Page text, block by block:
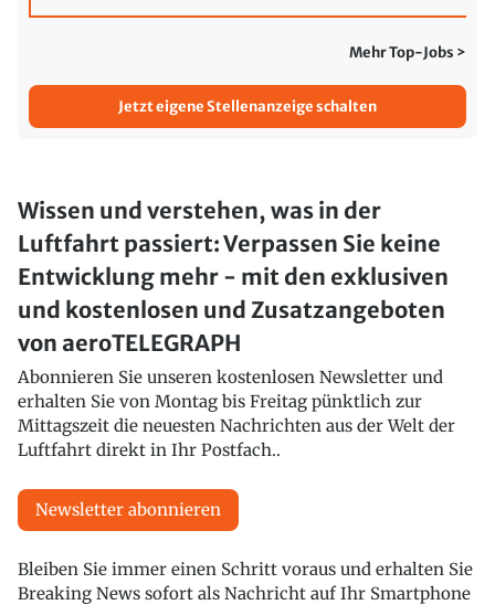
Mehr Top-Jobs >
Jetzt eigene Stellenanzeige schalten
Wissen und verstehen, was in der
Luftfahrt passiert: Verpassen Sie keine
Entwicklung mehr - mit den exklusiven
und kostenlosen und Zusatzangeboten
von aeroTELEGRAPH
Abonnieren Sie unseren kostenlosen Newsletter und
erhalten Sie von Montag bis Freitag pünktlich zur
Mittagszeit die neuesten Nachrichten aus der Welt der
Luftfahrt direkt in Ihr Postfach..
Newsletter abonnieren
Bleiben Sie immer einen Schritt voraus und erhalten Sie
Breaking News sofort als Nachricht auf Ihr Smartphone